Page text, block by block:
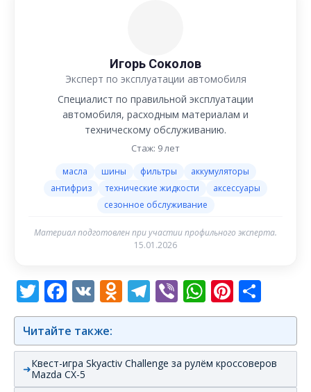
Игорь Соколов
Эксперт по эксплуатации автомобиля
Специалист по правильной эксплуатации
автомобиля, расходным материалам и
техническому обслуживанию.
Стаж: 9 лет
масла шины фильтры
аккумуляторы
антифриз
технические жидкости
аксессуары
сезонное обслуживание
Материал подготовлен при участии профильного эксперта.
15.01.2026
Twitter
Facebook
VK Odnoklassniki
Telegram
Viber
Читайте также:
Квест-игра Skyactiv Challenge за рулём кроссоверов
Mazda CX-5